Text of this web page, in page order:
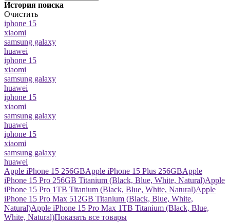
История поиска
Очистить
iphone 15
xiaomi
samsung galaxy
huawei
iphone 15
xiaomi
samsung galaxy
huawei
iphone 15
xiaomi
samsung galaxy
huawei
iphone 15
xiaomi
samsung galaxy
huawei
Apple iPhone 15 256GBApple iPhone 15 Plus 256GBApple
iPhone 15 Pro 256GB Titanium (Black, Blue, White, Natural)Apple
iPhone 15 Pro 1TB Titanium (Black, Blue, White, Natural)Apple
iPhone 15 Pro Max 512GB Titanium (Black, Blue, White,
Natural)Apple iPhone 15 Pro Max 1TB Titanium (Black, Blue,
White, Natural)Показать все товары